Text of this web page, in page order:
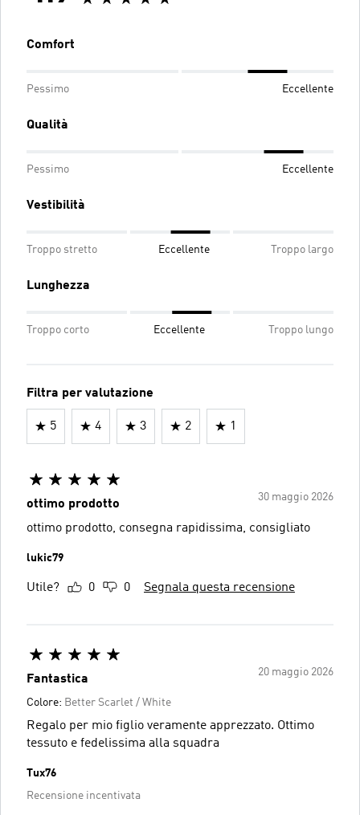
Comfort
Pessimo Eccellente
Qualità
Pessimo Eccellente
Vestibilità
Troppo stretto Eccellente Troppo largo
Lunghezza
Troppo corto Eccellente Troppo lungo
Filtra per valutazione
5 4 3 2 1
30 maggio 2026
ottimo prodotto
ottimo prodotto, consegna rapidissima, consigliato
lukic79
Utile? 0 0 Segnala questa recensione
20 maggio 2026
Fantastica
Colore: Better Scarlet / White
Regalo per mio figlio veramente apprezzato. Ottimo
tessuto e fedelissima alla squadra
Tux76
Recensione incentivata